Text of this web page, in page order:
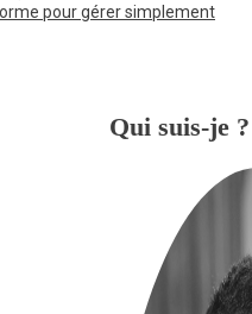
pour gérer simplement
Qui suis-je ?